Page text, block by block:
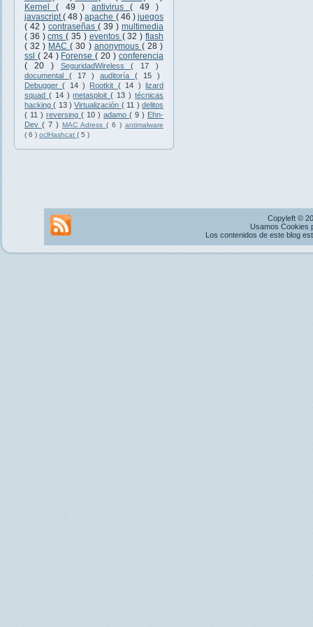
Kernel( 49 ) antivirus( 49 )
javascript( 48 )apache ( 46 ) juegos
( 42 ) contraseñas ( 39 ) multimedia
( 36 )cms( 35 ) eventos ( 32 )flash
( 32 ) MAC( 30 ) anonymous ( 28 )
ssl ( 24 ) Forense( 20 ) conferencia
( 20 )
SeguridadWireless( 17 )
documental ( 17 ) auditoría ( 15 )
Debugger( 14 ) Rootkit ( 14 ) lizard
squad ( 14 )metasploit( 13 ) técnicas
hacking( 13 )Virtualización ( 11 ) delitos
( 11 ) reversing ( 10 ) adamo ( 9 ) Ehn-
Dev ( 7 ) MAC Adress ( 6 ) antimalware
( 6 ) oclHashcat ( 5 )
Copyleft ©
Usamos Cookies
Los contenidos de este blog